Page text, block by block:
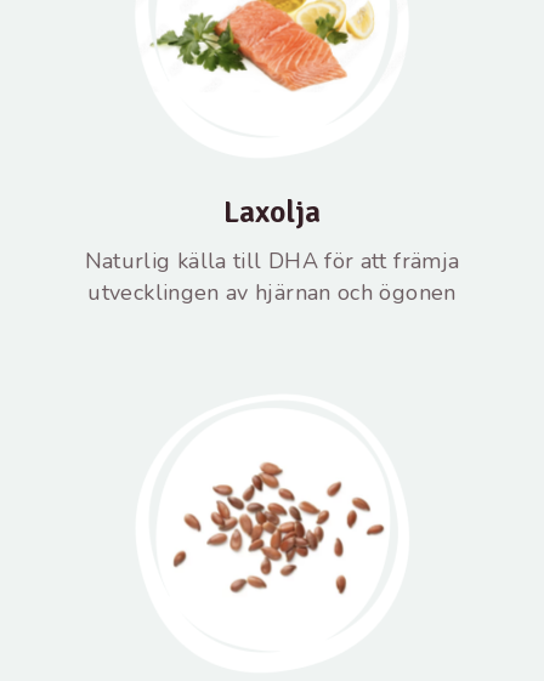
Laxolja
Naturlig källa till DHA för att främja
utvecklingen av hjärnan och ögonen